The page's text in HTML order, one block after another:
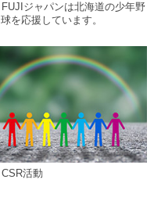
FUJIジャパンは北海道の少年野
球を応援しています。
CSR活動